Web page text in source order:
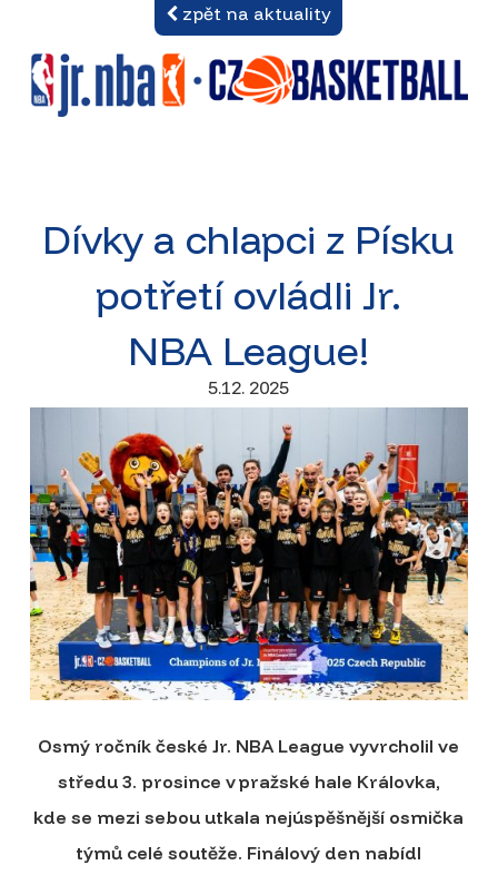
zpět na aktuality
Dívky a chlapci z Písku
potřetí ovládli Jr.
NBA League!
5.12. 2025
Osmý ročník české Jr. NBA League vyvrcholil ve
středu 3. prosince v pražské hale Královka,
kde se mezi sebou utkala nejúspěšnější osmička
týmů celé soutěže. Finálový den nabídl